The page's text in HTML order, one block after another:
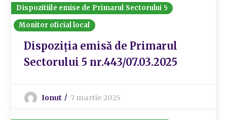
Dispozitiile emise de Primarul Sectorului 5
Monitor oficial local
Dispoziția emisă de Primarul
Sectorului 5 nr.443/07.03.2025
Ionut 7 martie 2025